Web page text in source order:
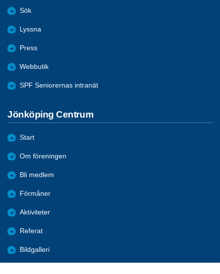
Sök
Lyssna
Press
Webbutik
SPF Seniorernas intranät
Jönköping Centrum
Start
Om föreningen
Bli medlem
Förmåner
Aktiviteter
Referat
Bildgalleri